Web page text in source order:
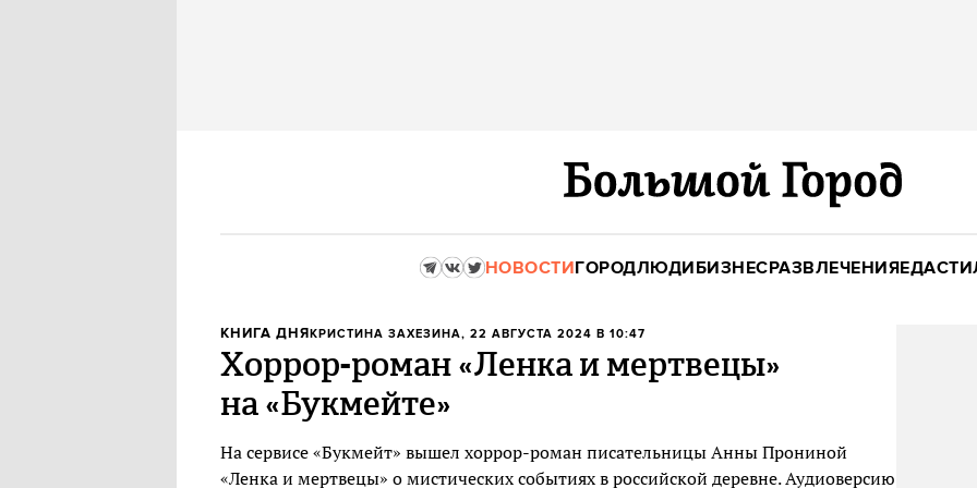
НОВОСТИГОРОДЛЮДИБИЗНЕСРАЗВЛЕЧЕНИЯЕДА
КНИГА ДНЯКРИСТИНА ЗАХЕЗИНА, 22 АВГУСТА 2024 В 10:47
Хоррор-роман «Ленка и мертвецы»
на «Букмейте»
На сервисе «Букмейт» вышел хоррор-роман писательницы Анны Прониной
«Ленка и мертвецы» о мистических событиях в российской деревне. Аудиоверсию